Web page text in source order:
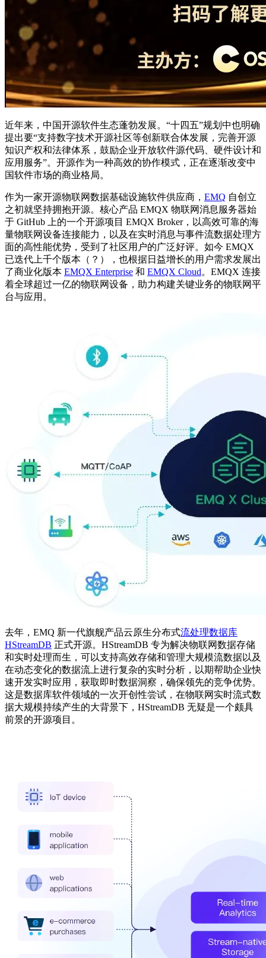
近年来，中国开源软件生态蓬勃发展。“十四五”规划中也明确
提出要“支持数字技术开源社区等创新联合体发展，完善开源
知识产权和法律体系，鼓励企业开放软件源代码、硬件设计和
应用服务”。开源作为一种高效的协作模式，正在逐渐改变中
国软件市场的商业格局。
作为一家开源物联网数据基础设施软件供应商， EMQ 自创立
之初就坚持拥抱开源。核心产品 EMQX 物联网消息服务器始
于 GitHub 上的一个开源项目 EMQX Broker，以高效可靠的海
量物联网设备连接能力，以及在实时消息与事件流数据处理方
面的高性能优势，受到了社区用户的广泛好评。如今 EMQX
已迭代上千个版本（？），也根据日益增长的用户需求发展出
了商业化版本 EMQX Enterprise 和 EMQX Cloud。EMQX 连接
着全球超过一亿的物联网设备，助力构建关键业务的物联网平
台与应用。
去年，EMQ 新一代旗舰产品云原生分布式流处理数据库
HStreamDB 正式开源。HStreamDB 专为解决物联网数据存储
和实时处理而生，可以支持高效存储和管理大规模流数据以及
在动态变化的数据流上进行复杂的实时分析，以期帮助企业快
速开发实时应用，获取即时数据洞察，确保领先的竞争优势。
这是数据库软件领域的一次开创性尝试，在物联网实时流式数
据大规模持续产生的大背景下，HStreamDB 无疑是一个颇具
前景的开源项目。